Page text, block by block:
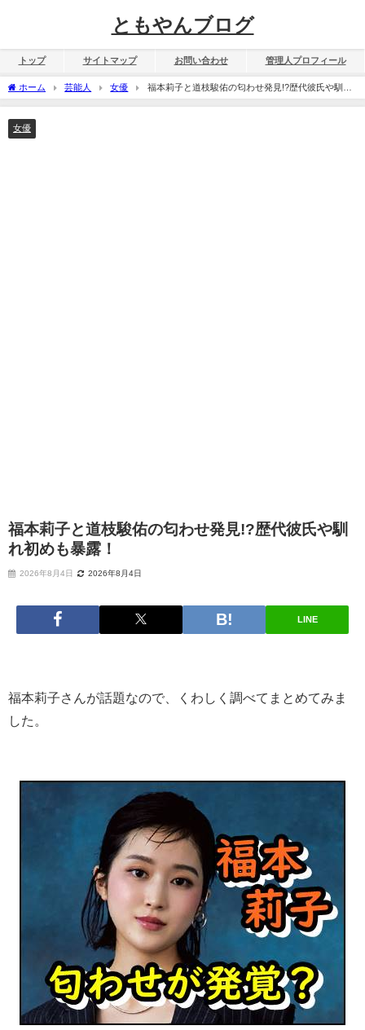
ともやんブログ
トップ サイトマップ お問い合わせ 管理人プロフィール
ホーム 芸能人 女優
福本莉子と道枝駿佑の匂わせ発見!?歴代彼氏や馴れ
初めも暴露！
女優
福本莉子と道枝駿佑の匂わせ発見!?歴代彼氏や馴
れ初めも暴露！
2026年8月4日 2026年8月4日
LINE
福本莉子さんが話題なので、くわしく調べてまとめてみま
した。